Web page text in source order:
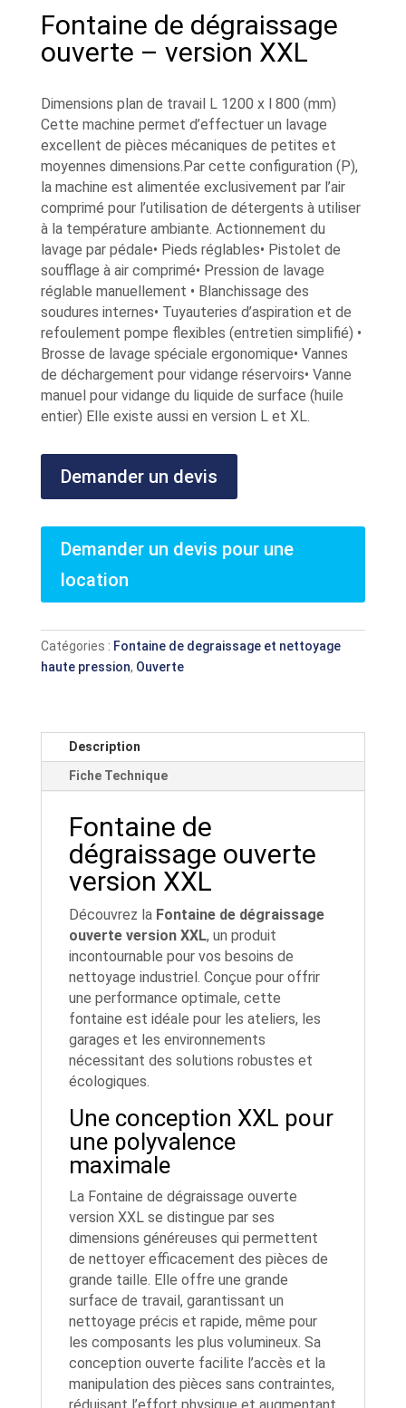
Fontaine de dégraissage
ouverte – version XXL
Dimensions plan de travail L 1200 x l 800 (mm)
Cette machine permet d’effectuer un lavage
excellent de pièces mécaniques de petites et
moyennes dimensions.Par cette configuration (P),
la machine est alimentée exclusivement par l’air
comprimé pour l’utilisation de détergents à utiliser
à la température ambiante. Actionnement du
lavage par pédale• Pieds réglables• Pistolet de
soufflage à air comprimé• Pression de lavage
réglable manuellement • Blanchissage des
soudures internes• Tuyauteries d’aspiration et de
refoulement pompe flexibles (entretien simplifié) •
Brosse de lavage spéciale ergonomique• Vannes
de déchargement pour vidange réservoirs• Vanne
manuel pour vidange du liquide de surface (huile
entier) Elle existe aussi en version L et XL.
Demander un devis
Demander un devis pour une
location
Catégories : Fontaine de degraissage et nettoyage
haute pression, Ouverte
Description
Fiche Technique
Fontaine de
dégraissage ouverte
version XXL
Découvrez la Fontaine de dégraissage
ouverte version XXL, un produit
incontournable pour vos besoins de
nettoyage industriel. Conçue pour offrir
une performance optimale, cette
fontaine est idéale pour les ateliers, les
garages et les environnements
nécessitant des solutions robustes et
écologiques.
Une conception XXL pour
une polyvalence
maximale
La Fontaine de dégraissage ouverte
version XXL se distingue par ses
dimensions généreuses qui permettent
de nettoyer efficacement des pièces de
grande taille. Elle offre une grande
surface de travail, garantissant un
nettoyage précis et rapide, même pour
les composants les plus volumineux. Sa
conception ouverte facilite l’accès et la
manipulation des pièces sans contraintes,